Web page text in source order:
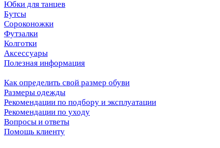
Юбки для танцев
Бутсы
Сороконожки
Футзалки
Колготки
Аксессуары
Полезная информация
Как определить свой размер обуви
Размеры одежды
Рекомендации по подбору и эксплуатации
Рекомендации по уходу
Вопросы и ответы
Помощь клиенту